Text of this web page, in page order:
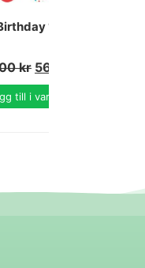
18 konfetti
kr 56.00
till i varukorg